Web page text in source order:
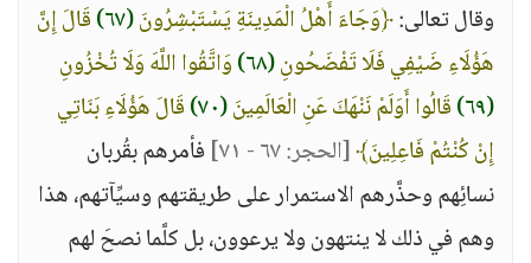
وقال تعالى:﴿وَجَاءَ أَهْلُ الْمَدِينَةِ يَسْتَبْشِرُونَ(٦٧)
قَالَ إِنَّ
هَؤُلَاءِ ضَيْفِي فَلَا تَفْضَحُونِ(٦٨)
وَاتَّقُوا اللَّهَ وَلَا تُخْزُونِ
(٦٩)
قَالُوا أَوَلَمْ نَنْهَكَ عَنِ الْعَالَمِينَ(٧٠)
قَالَ هَؤُلَاءِ بَنَاتِي
إِنْ كُنْتُمْ فَاعِلِينَ﴾[الحجر: ٦٧ - ٧١]
فأمرهم بقُربان
نسائِهم وحذَّرهم الاستمرار على طريقتهم وسيِّآتهم، هذا
وهم في ذلك لا ينتهون ولا يرعوون، بل كلَّما نصحَ لهم